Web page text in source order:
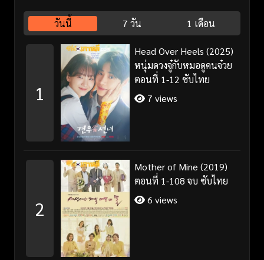
วันนี้ 7 วัน 1 เดือน
1
Head Over Heels (2025)
หนุ่มดวงจู๋กับหมอดูคนจ๋วย
ตอนที่ 1-12 ซับไทย
7 views
2
Mother of Mine (2019)
ตอนที่ 1-108 จบ ซับไทย
6 views